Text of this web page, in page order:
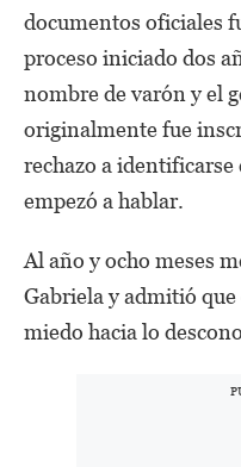
documentos oficiales
proceso iniciado dos
nombre de varón y el
originalmente fue
rechazo a
empezó a hablar.
Al año y ocho meses
Gabriela y admitió
miedo hacia lo